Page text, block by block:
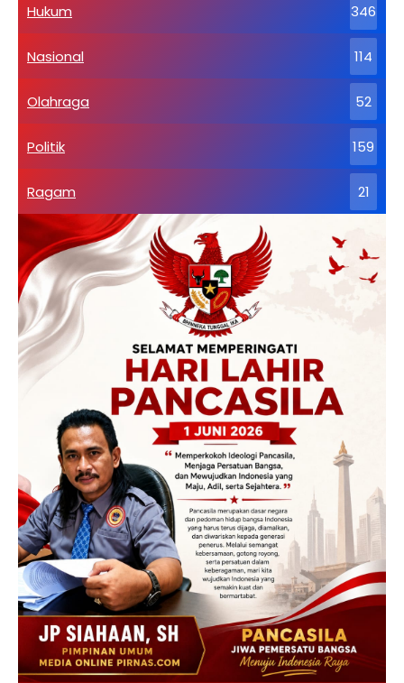
Hukum 346
Nasional 114
Olahraga 52
Politik 159
Ragam 21